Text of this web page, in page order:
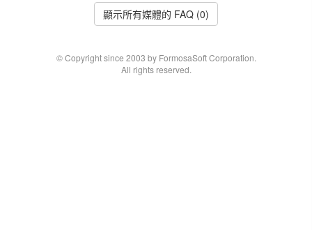
顯示所有媒體的 FAQ (0)
© Copyright since 2003 by FormosaSoft Corporation.
All rights reserved.